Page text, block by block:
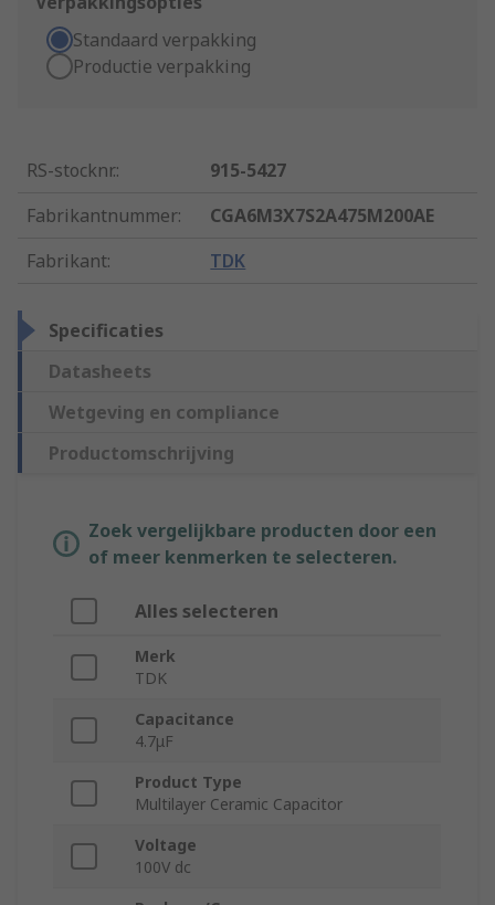
Standaard verpakking
Productie verpakking
RS-stocknr.:
915-5427
Fabrikantnummer:
CGA6M3X7S2A475M200AE
Fabrikant: TDK
Specificaties
Datasheets
Wetgeving en compliance
Productomschrijving
Zoek vergelijkbare producten door een
of meer kenmerken te selecteren.
Alles selecteren
Merk
TDK
Capacitance
4.7μF
Product Type
Multilayer Ceramic Capacitor
Voltage
100V dc